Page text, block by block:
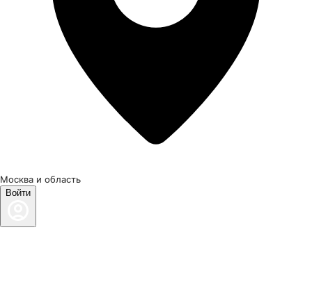
Москва и область
Войти